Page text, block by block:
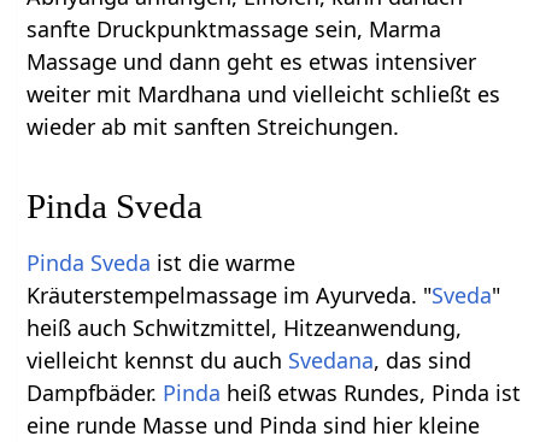
sanfte Druckpunktmassage sein, Marma
Massage und dann geht es etwas intensiver
weiter mit Mardhana und vielleicht schließt es
wieder ab mit sanften Streichungen.
Pinda Sveda
Pinda Sveda ist die warme
Kräuterstempelmassage im Ayurveda. "Sveda"
heiß auch Schwitzmittel, Hitzeanwendung,
vielleicht kennst du auch Svedana, das sind
Dampfbäder. Pinda heiß etwas Rundes, Pinda ist
eine runde Masse und Pinda sind hier kleine